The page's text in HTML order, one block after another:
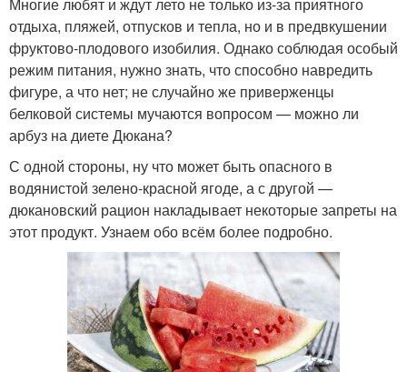
отдыха, пляжей, отпусков и тепла, но и в предвкушении
фруктово-плодового изобилия. Однако соблюдая особый
режим питания, нужно знать, что способно навредить
фигуре, а что нет; не случайно же приверженцы
белковой системы мучаются вопросом — можно ли
арбуз на диете Дюкана?
С одной стороны, ну что может быть опасного в
водянистой зелено-красной ягоде, а с другой —
дюкановский рацион накладывает некоторые запреты на
этот продукт. Узнаем обо всём более подробно.